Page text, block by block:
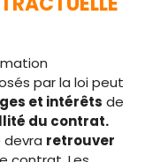
par la loi peut
et intérêts de
du contrat.
devra retrouver